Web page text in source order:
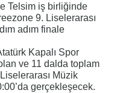
Telsim iş birliğinde
9. Liselerarası
adım finale
Kapalı Spor
ve 11 dalda toplam
Müzik
gerçekleşecek.